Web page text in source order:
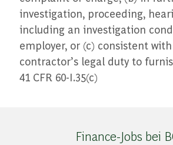
investigation, proceeding,
including an investigation
employer, or (c) consistent
contractor’s legal duty to
41 CFR 60-I.35(c)
Finance-Jobs bei